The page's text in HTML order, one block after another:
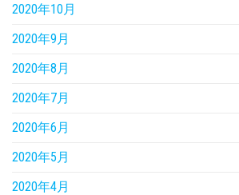
2020年10月
2020年9月
2020年8月
2020年7月
2020年6月
2020年5月
2020年4月